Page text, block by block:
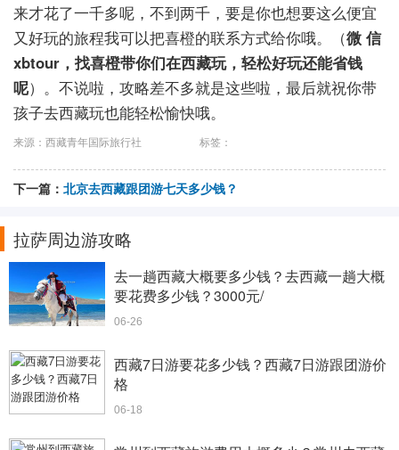
来才花了一千多呢，不到两千，要是你也想要这么便宜
又好玩的旅程我可以把喜橙的联系方式给你哦。（微 信
xbtour，找喜橙带你们在西藏玩，轻松好玩还能省钱
呢）。不说啦，攻略差不多就是这些啦，最后就祝你带
孩子去西藏玩也能轻松愉快哦。
来源：西藏青年国际旅行社 标签：
下一篇： 北京去西藏跟团游七天多少钱？
拉萨周边游攻略
去一趟西藏大概要多少钱？去西藏一趟大概
要花费多少钱？3000元/
06-26
西藏7日游要花多少钱？西藏7日游跟团游价
格
06-18